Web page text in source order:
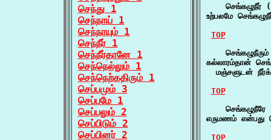
செந்து 1
செந்நாய் 1
செந்நாயும் 1
செந்நீர் 1
செந்நீர்தானே 1
செந்நெல்லும் 1
செந்நெற்கதிரும் 1
செப்பமும் 3
செப்பமே 1
செப்பலும் 2
செப்பிடும் 2
செப்பினர் 2
செங்கழுநீர்
உற்பலமே
TOP
கல்லாரம்தான்
மஞ்சளுடன்
TOP
செங்கழுநீரே
எருமணம் என்பது
TOP